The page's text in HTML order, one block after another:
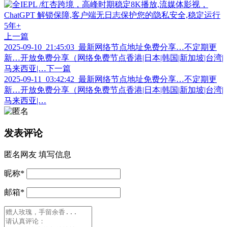
上一篇
2025-09-10_21:45:03_最新网络节点地址免费分享…不定期更
新…开放免费分享（网络免费节点香港|日本|韩国|新加坡|台湾|
马来西亚|… 下一篇
2025-09-11_03:42:42_最新网络节点地址免费分享…不定期更
新…开放免费分享（网络免费节点香港|日本|韩国|新加坡|台湾|
马来西亚|…
发表评论
匿名网友 填写信息
昵称*
邮箱*